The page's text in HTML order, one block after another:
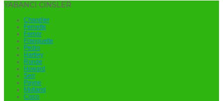
YABANCI CİNSLER
Chandler
Fernette
Fernor
Franquette
Pedro
Hartley
Ronde
Howard
Serr
Payne
Midland
Cisco